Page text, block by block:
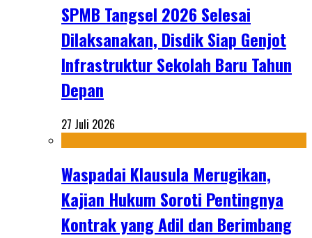
SPMB Tangsel 2026 Selesai
Dilaksanakan, Disdik Siap Genjot
Infrastruktur Sekolah Baru Tahun
Depan
27 Juli 2026
Waspadai Klausula Merugikan,
Kajian Hukum Soroti Pentingnya
Kontrak yang Adil dan Berimbang